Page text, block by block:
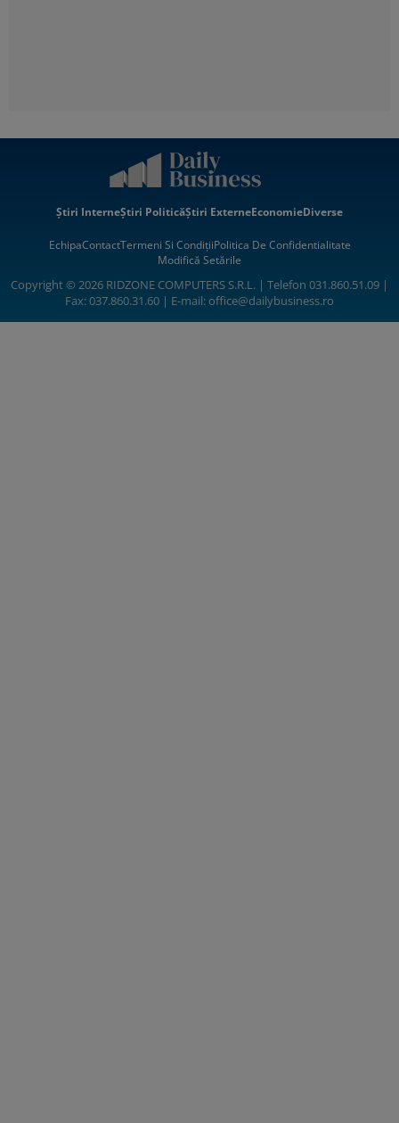
Știri InterneȘtiri PoliticăȘtiri ExterneEconomieDiverse
EchipaContactTermeni Si CondițiiPolitica De Confidentialitate
Modifică Setările
Copyright © 2026 RIDZONE COMPUTERS S.R.L. | Telefon 031.860.51.09 |
Fax: 037.860.31.60 | E-mail:office@dailybusiness.ro